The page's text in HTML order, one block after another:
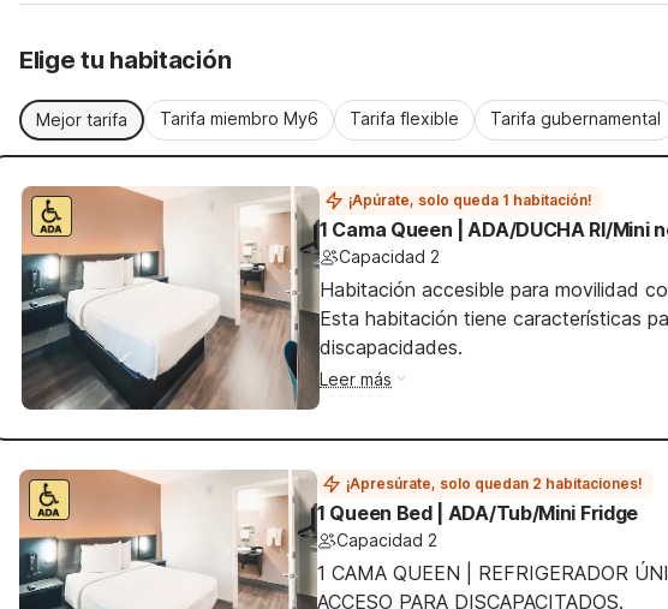
Elige tu habitación
Mejor tarifa Tarifa miembro My6 Tarifa flexible Tarifa gubernamental
¡Apúrate, solo queda 1 habitación!
1 Cama Queen | ADA/DUCHA RI/Mini
Capacidad 2
Habitación accesible para movilidad
Esta habitación tiene características
discapacidades.
Leer más
¡Apresúrate, solo quedan 2 habitaciones!
1 Queen Bed | ADA/Tub/Mini Fridge
Capacidad 2
1 CAMA QUEEN | REFRIGERADOR
ACCESO PARA DISCAPACITADOS.